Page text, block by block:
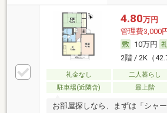
4.80万円
管理費3,000
10万円
2階 / 2K（
礼金なし 二人暮らし
駐車場(近隣含)
最上階
お部屋探しなら、まずは「シャ